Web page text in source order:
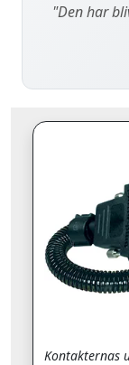
"Den har
Kontakternas